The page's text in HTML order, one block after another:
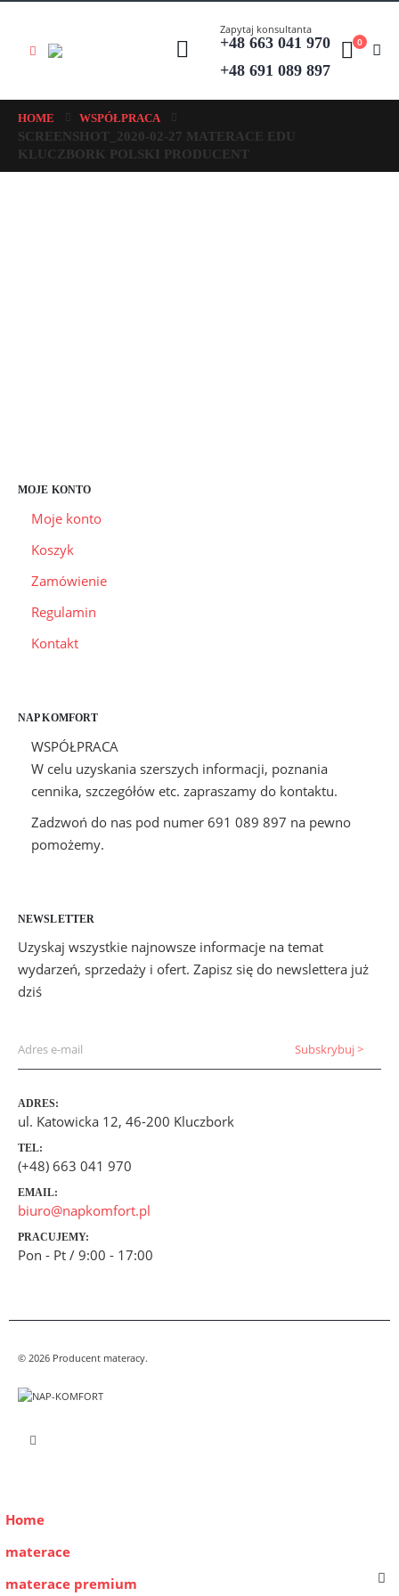
Zapytaj konsultanta
+48 663 041 970
+48 691 089 897
0
HOME WSPÓŁPRACA
SCREENSHOT_2020-02-27 MATERACE EDU
KLUCZBORK POLSKI PRODUCENT
MOJE KONTO
Moje konto
Koszyk
Zamówienie
Regulamin
Kontakt
NAP KOMFORT
WSPÓŁPRACA
W celu uzyskania szerszych informacji, poznania
cennika, szczegółów etc. zapraszamy do kontaktu.
Zadzwoń do nas pod numer 691 089 897 na pewno
pomożemy.
NEWSLETTER
Uzyskaj wszystkie najnowsze informacje na temat
wydarzeń, sprzedaży i ofert. Zapisz się do newslettera już
dziś
ADRES:
ul. Katowicka 12, 46-200 Kluczbork
TEL:
(+48) 663 041 970
EMAIL:
biuro@napkomfort.pl
PRACUJEMY:
Pon - Pt / 9:00 - 17:00
© 2026 Producent materacy.
Home
materace
materace premium